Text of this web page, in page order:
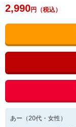
2,990
あー （20代・ 女性 ）